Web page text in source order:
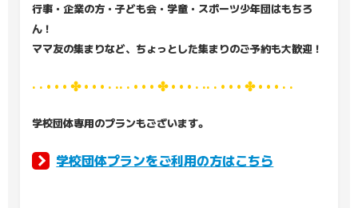
行事・企業の方・子ども会・学童・スポーツ少年団はもちろ
ん！
ママ友の集まりなど、ちょっとした集まりのご予約も大歓迎！
· · • • • ✤ • • • · ·· · • • • ✤ • • • · ·· · • • • ✤ • • • · ·
学校団体専用のプランもございます。
学校団体プランをご利用の方はこちら